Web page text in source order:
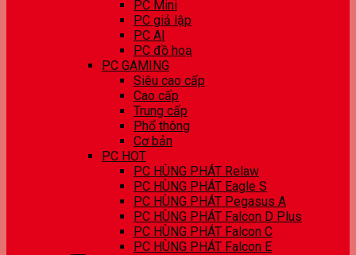
PC Mini
PC giả lập
PC AI
PC đồ hoạ
PC GAMING
Siêu cao cấp
Cao cấp
Trung cấp
Phổ thông
Cơ bản
PC HOT
PC HÙNG PHÁT Relaw
PC HÙNG PHÁT Eagle S
PC HÙNG PHÁT Pegasus A
PC HÙNG PHÁT Falcon D Plus
PC HÙNG PHÁT Falcon C
PC HÙNG PHÁT Falcon E